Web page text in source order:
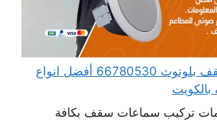
فني سماعات سقف بلوتوث 66780530 أفضل انواع
تركيب سماعات سقف بكافة